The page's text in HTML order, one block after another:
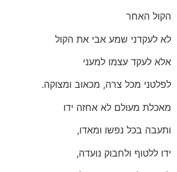
הקול האחר
לא לעקדני שמע אבי את הקול
אלא לעקד עצמו למעני
לפלטני מכל צרה, מכאוב ומצוקה.
מאכלת מעולם לא אחזה ידו
ותעבה בכל נפשו ומאדו,
ידו ללטוף ולחבוק נועדה,